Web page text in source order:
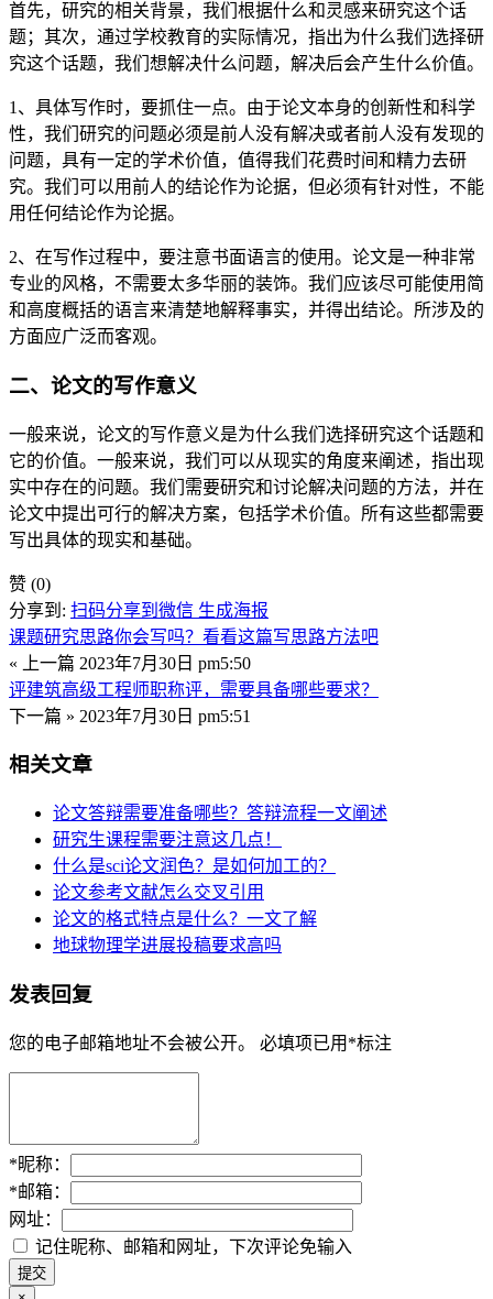
首先，研究的相关背景，我们根据什么和灵感来研究这个话
题；其次，通过学校教育的实际情况，指出为什么我们选择研
究这个话题，我们想解决什么问题，解决后会产生什么价值。
1、具体写作时，要抓住一点。由于论文本身的创新性和科学
性，我们研究的问题必须是前人没有解决或者前人没有发现的
问题，具有一定的学术价值，值得我们花费时间和精力去研
究。我们可以用前人的结论作为论据，但必须有针对性，不能
用任何结论作为论据。
2、在写作过程中，要注意书面语言的使用。论文是一种非常
专业的风格，不需要太多华丽的装饰。我们应该尽可能使用简
和高度概括的语言来清楚地解释事实，并得出结论。所涉及的
方面应广泛而客观。
二、论文的写作意义
一般来说，论文的写作意义是为什么我们选择研究这个话题和
它的价值。一般来说，我们可以从现实的角度来阐述，指出现
实中存在的问题。我们需要研究和讨论解决问题的方法，并在
论文中提出可行的解决方案，包括学术价值。所有这些都需要
写出具体的现实和基础。
赞 (0)
分享到: 扫码分享到微信 生成海报
课题研究思路你会写吗？看看这篇写思路方法吧
« 上一篇 2023年7月30日 pm5:50
评建筑高级工程师职称评，需要具备哪些要求？
下一篇 » 2023年7月30日 pm5:51
相关文章
论文答辩需要准备哪些？答辩流程一文阐述
研究生课程需要注意这几点！
什么是sci论文润色？是如何加工的？
论文参考文献怎么交叉引用
论文的格式特点是什么？一文了解
地球物理学进展投稿要求高吗
发表回复
您的电子邮箱地址不会被公开。 必填项已用 *标注
*昵称：
*邮箱：
网址：
记住昵称、邮箱和网址，下次评论免输入